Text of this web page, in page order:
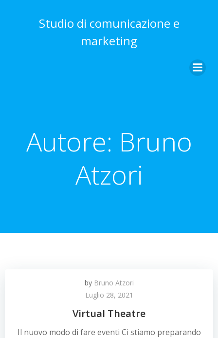
contenuto
Studio di comunicazione e
marketing
Autore: Bruno
Atzori
by Bruno Atzori
Luglio 28, 2021
Virtual Theatre
Il nuovo modo di fare eventi Ci stiamo preparando